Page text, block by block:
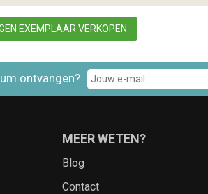
EXEMPLAAR VERKOPEN
ontvangen?
MEER WETEN?
Blog
Contact